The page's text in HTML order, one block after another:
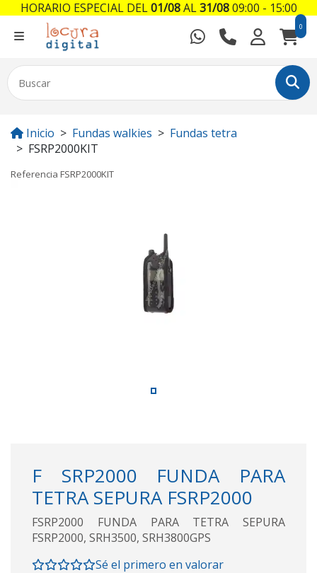
0
Inicio Fundas walkies
Fundas tetra
FSRP2000KIT
Referencia FSRP2000KIT
F SRP2000 FUNDA PARA
TETRA SEPURA FSRP2000
FSRP2000 FUNDA PARA TETRA SEPURA
FSRP2000, SRH3500, SRH3800GPS
Sé el primero en valorar
HORARIO ESPECIAL DEL01/08AL31/0809:00 - 15:00